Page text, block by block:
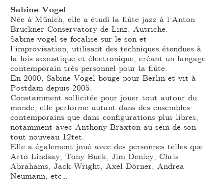
Sabine Vogel
Née à Münich, elle a étudi la flûte jazz à l’Anton
Bruckner Conservatory de Linz, Autriche.
Sabine vogel se focalise sur le son et
l’improvisation, utilisant des techniques étendues à
la fois acoustique et électronique, créant un langage
contemporain très personnel pour la flûte.
En 2000, Sabine Vogel bouge pour Berlin et vit à
Postdam depuis 2005.
Constamment sollicitée pour jouer tout autour du
monde, elle performe autant dans des ensembles
contemporains que dans configurations plus libres,
notamment avec Anthony Braxton au sein de son
tout nouveau 12tet.
Elle a également joué avec des personnes telles que
Arto Lindsay, Tony Buck, Jim Denley, Chris
Abrahams, Jack Wright, Axel Dörner, Andrea
Neumann, etc…